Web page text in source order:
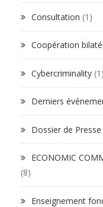
Consultation (1)
Coopération
Cybercriminality (1)
Derniers
Dossier de Presse
ECONOMIC
(8)
Enseignement